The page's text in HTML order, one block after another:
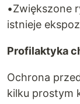
•Zwiększone
istnieje
Profilaktyka
Ochrona
kilku prostym